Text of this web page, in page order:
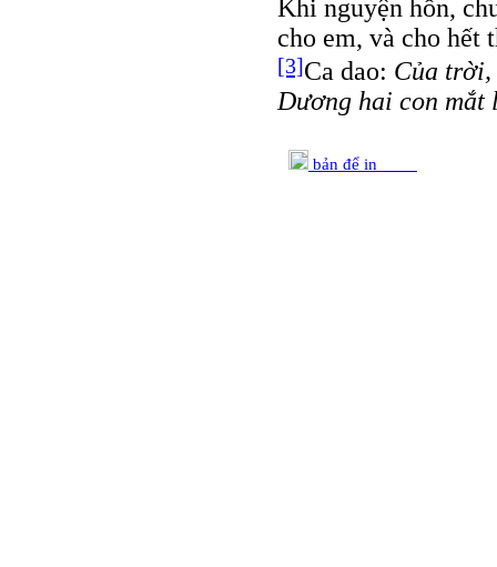
Khi nguyện hồn,
cho em, và cho
[3]Ca dao: Của
Dương hai con
bản để in